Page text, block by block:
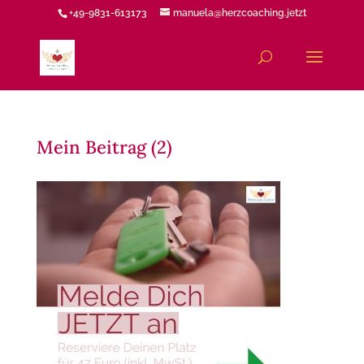
+49-9831-613173 manuela@herzcoaching.jetzt
Mein Beitrag (2)